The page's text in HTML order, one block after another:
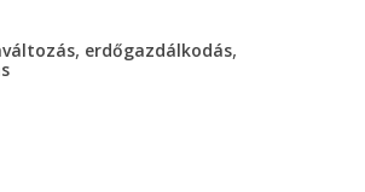
, erdőgazdálkodás,